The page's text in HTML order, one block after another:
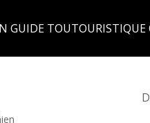
GUIDE TOUTOURISTIQUE